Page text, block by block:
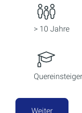
> 10 Jahre
Quereinsteiger
Weiter